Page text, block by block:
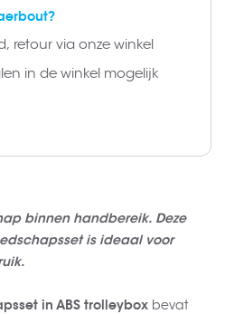
binnen handbereik. Deze
is ideaal voor
in ABS trolleybox bevat
retour via onze winkel
in de winkel mogelijk